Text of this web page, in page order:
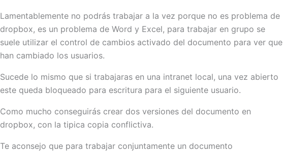
Lamentablemente no podrás trabajar a la vez porque no es problema de
dropbox, es un problema de Word y Excel, para trabajar en grupo se
suele utilizar el control de cambios activado del documento para ver que
han cambiado los usuarios.
Sucede lo mismo que si trabajaras en una intranet local, una vez abierto
este queda bloqueado para escritura para el siguiente usuario.
Como mucho conseguirás crear dos versiones del documento en
dropbox, con la tipica copia conflictiva.
Te aconsejo que para trabajar conjuntamente un documento